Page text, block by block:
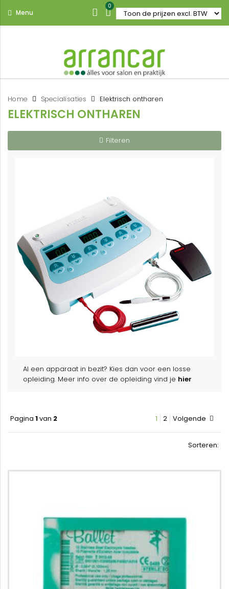
Menu
0
Home Specialisaties Elektrisch ontharen
ELEKTRISCH ONTHAREN
Filteren
Al een apparaat in bezit? Kies dan voor een losse
opleiding. Meer info over de opleiding vind je hier
Pagina 1van 2 1 2 Volgende
Sorteren: